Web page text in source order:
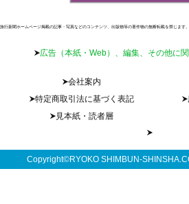
旅行新聞ホームページ掲載の記事・写真などのコンテンツ、出版物等の著作物の無断転載を禁じます。
広告（本紙・Web）、編集、その他に
会社案内
特定商取引法に基づく表記
見本紙・読者層
Copyright©RYOKO SHIMBUN-